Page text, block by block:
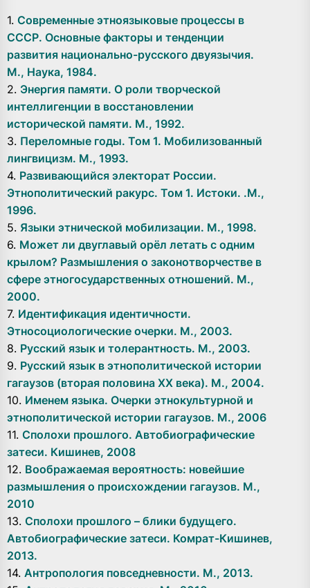
1. Современные этноязыковые процессы в
СССР. Основные факторы и тенденции
развития национально-русского двуязычия.
М., Наука, 1984.
2. Энергия памяти. О роли творческой
интеллигенции в восстановлении
исторической памяти. М., 1992.
3. Переломные годы. Том 1. Мобилизованный
лингвицизм. М., 1993.
4. Развивающийся электорат России.
Этнополитический ракурс. Том 1. Истоки. .М.,
1996.
5. Языки этнической мобилизации. М., 1998.
6. Может ли двуглавый орёл летать с одним
крылом? Размышления о законотворчестве в
сфере этногосударственных отношений. М.,
2000.
7. Идентификация идентичности.
Этносоциологические очерки. М., 2003.
8. Русский язык и толерантность. М., 2003.
9. Русский язык в этнополитической истории
гагаузов (вторая половина XX века). М., 2004.
10. Именем языка. Очерки этнокультурной и
этнополитической истории гагаузов. М., 2006
11. Сполохи прошлого. Автобиографические
затеси. Кишинев, 2008
12. Воображаемая вероятность: новейшие
размышления о происхождении гагаузов. М.,
2010
13. Сполохи прошлого – блики будущего.
Автобиографические затеси. Комрат-Кишинев,
2013.
14. Антропология повседневности. М., 2013.